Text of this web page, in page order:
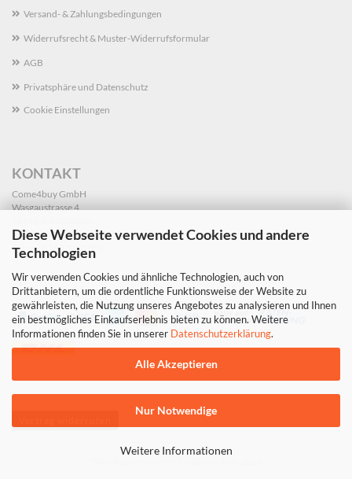
Diese Webseite verwendet Cookies und andere
Technologien
Wir verwenden Cookies und ähnliche Technologien, auch von
Drittanbietern, um die ordentliche Funktionsweise der Website zu
gewährleisten, die Nutzung unseres Angebotes zu analysieren und Ihnen
ein bestmögliches Einkaufserlebnis bieten zu können. Weitere
Informationen finden Sie in unserer Datenschutzerklärung.
Alle Akzeptieren
Nur Notwendige
Weitere Informationen
Versand- & Zahlungsbedingungen
Widerrufsrecht & Muster-Widerrufsformular
AGB
Privatsphäre und Datenschutz
Cookie Einstellungen
KONTAKT
Come4buy GmbH
Wasgaustrasse 4
info@dekoleidenschaft.de
Tel.: +49 163 5405000